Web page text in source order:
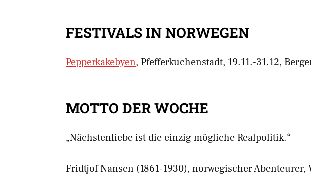
FESTIVALS IN NORWEGEN
Pepperkakebyen, Pfefferkuchenstadt, 19.11.-31.12,
MOTTO DER WOCHE
„Nächstenliebe ist die einzig mögliche Realpolitik.“
Fridtjof Nansen (1861-1930), norwegischer Abenteurer,